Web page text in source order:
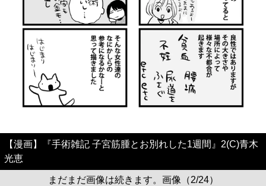
【漫画】『手術雑記 子宮筋腫とお別れした1週間』2(C)青木
光恵
まだまだ画像は続きます。画像（2/24）